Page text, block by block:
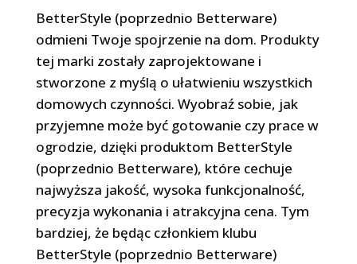
BetterStyle (poprzednio Betterware)
odmieni Twoje spojrzenie na dom. Produkty
tej marki zostały zaprojektowane i
stworzone z myślą o ułatwieniu wszystkich
domowych czynności. Wyobraź sobie, jak
przyjemne może być gotowanie czy prace w
ogrodzie, dzięki produktom BetterStyle
(poprzednio Betterware), które cechuje
najwyższa jakość, wysoka funkcjonalność,
precyzja wykonania i atrakcyjna cena. Tym
bardziej, że będąc członkiem klubu
BetterStyle (poprzednio Betterware)